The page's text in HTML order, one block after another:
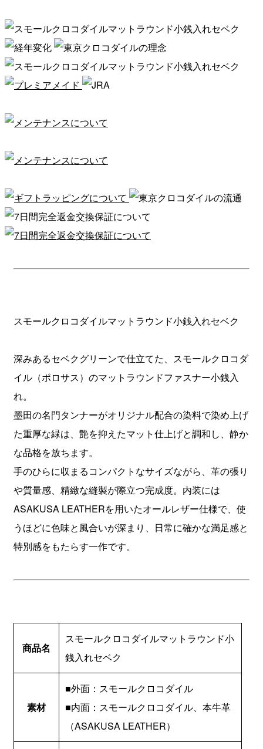
スモールクロコダイルマットラウンド小銭入れセベク
深みあるセベクグリーンで仕立てた、スモールクロコダ
イル（ポロサス）のマットラウンドファスナー小銭入
れ。
墨田の名門タンナーがオリジナル配合の染料で染め上げ
た重厚な緑は、艶を抑えたマット仕上げと調和し、静か
な品格を放ちます。
手のひらに収まるコンパクトなサイズながら、革の張り
や質量感、精緻な縫製が際立つ完成度。内装には
ASAKUSA LEATHERを用いたオールレザー仕様で、使
うほどに色味と風合いが深まり、日常に確かな満足感と
特別感をもたらす一作です。
商品名
スモールクロコダイルマットラウンド小
銭入れセベク
素材
■外面：スモールクロコダイル
■内面：スモールクロコダイル、本牛革
（ASAKUSA LEATHER）